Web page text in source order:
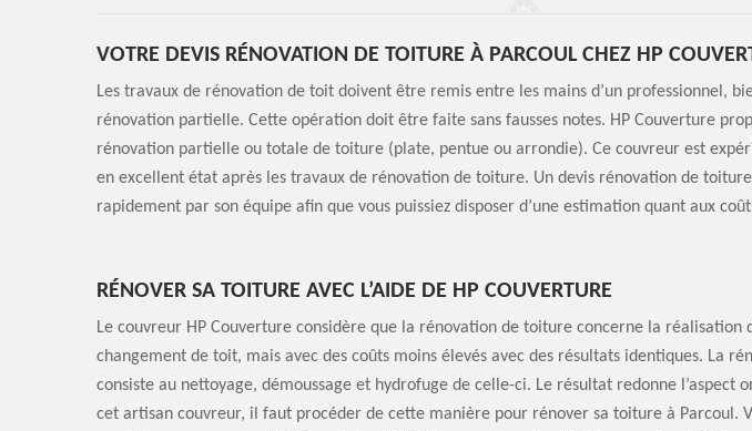
VOTRE DEVIS RÉNOVATION DE TOITURE À PARCOUL CHEZ HP
Les travaux de rénovation de toit doivent être remis entre les mains d’un professionnel,
rénovation partielle. Cette opération doit être faite sans fausses notes. HP Couverture
rénovation partielle ou totale de toiture (plate, pentue ou arrondie). Ce couvreur est
en excellent état après les travaux de rénovation de toiture. Un devis rénovation de
rapidement par son équipe afin que vous puissiez disposer d’une estimation quant aux
RÉNOVER SA TOITURE AVEC L’AIDE DE HP COUVERTURE
Le couvreur HP Couverture considère que la rénovation de toiture concerne la réalisation
changement de toit, mais avec des coûts moins élevés avec des résultats identiques. La
consiste au nettoyage, démoussage et hydrofuge de celle-ci. Le résultat redonne l’aspect
cet artisan couvreur, il faut procéder de cette manière pour rénover sa toiture à Parcoul.